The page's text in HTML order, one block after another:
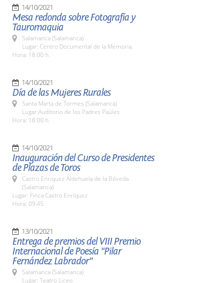
14/10/2021
Mesa redonda sobre Fotografía y
Tauromaquia
Salamanca (Salamanca)
Lugar: Centro Documental de la Memoria.
Hora: 18:00 h.
14/10/2021
Día de las Mujeres Rurales
Santa Marta de Tormes (Salamanca)
Lugar:Auditorio de los Padres Paúles
Hora: 18:00 h.
14/10/2021
Inauguración del Curso de Presidentes
de Plazas de Toros
Castro Enriquez Aldehuela de la Bóveda
(Salamanca)
Lugar: Finca Castro Enríquez
Hora: 09:45
13/10/2021
Entrega de premios del VIII Premio
Internacional de Poesía "Pilar
Fernández Labrador"
Salamanca (Salamanca)
Lugar: Teatro Liceo